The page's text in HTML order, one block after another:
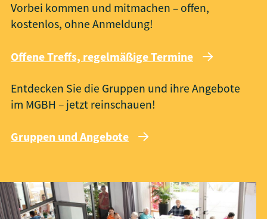
Vorbei kommen und mitmachen – offen,
kostenlos, ohne Anmeldung!
Offene Treffs, regelmäßige Termine
Entdecken Sie die Gruppen und ihre Angebote
im MGBH – jetzt reinschauen!
Gruppen und Angebote